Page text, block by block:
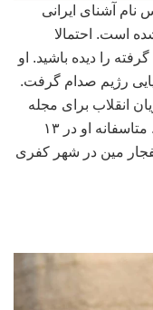
نام آشنای ایرانی
است. احتمالا
را دیده باشید. او
رژیم صدام گرفت.
انقلاب برای مجله
تایم، مدال طلای رابرت کاپا را کسب کرد. متاسفانه او در ۱۳
براثر انفجار مین در شهر کفری